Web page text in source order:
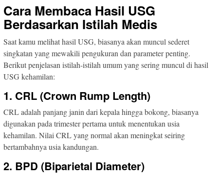
Cara Membaca Hasil USG
Berdasarkan Istilah Medis
Saat kamu melihat hasil USG, biasanya akan muncul sederet
singkatan yang mewakili pengukuran dan parameter penting.
Berikut penjelasan istilah-istilah umum yang sering muncul di hasil
USG kehamilan:
1. CRL (Crown Rump Length)
CRL adalah panjang janin dari kepala hingga bokong, biasanya
digunakan pada trimester pertama untuk menentukan usia
kehamilan. Nilai CRL yang normal akan meningkat seiring
bertambahnya usia kandungan.
2. BPD (Biparietal Diameter)